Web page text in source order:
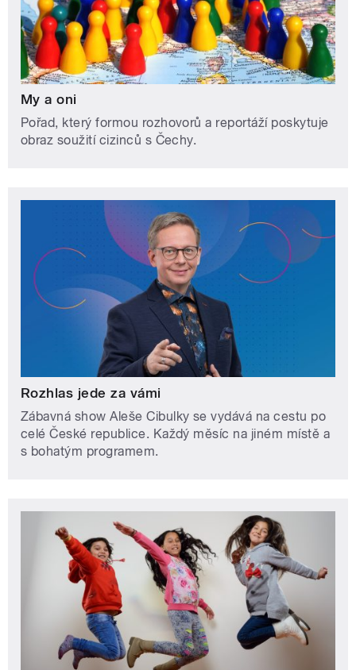
My a oni
Pořad, který formou rozhovorů a reportáží poskytuje
obraz soužití cizinců s Čechy.
Rozhlas jede za vámi
Zábavná show Aleše Cibulky se vydává na cestu po
celé České republice. Každý měsíc na jiném místě a
s bohatým programem.